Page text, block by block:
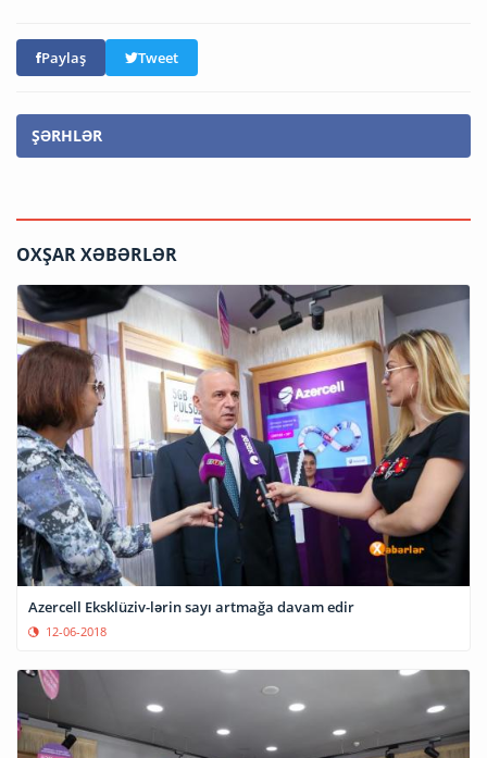
Paylaş Tweet
ŞƏRHLƏR
OXŞAR XƏBƏRLƏR
Azercell Eksklüziv-lərin sayı artmağa davam edir
12-06-2018